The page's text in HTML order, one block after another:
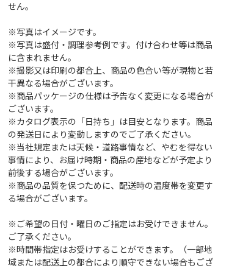
せん。
※写真はイメージです。
※写真は盛付・調理参考例です。付け合わせ等は商品
に含まれません。
※撮影又は印刷の都合上、商品の色合い等が現物と若
干異なる場合がございます。
※商品パッケージの仕様は予告なく変更になる場合が
ございます。
※カタログ表示の「日持ち」は目安となります。商品
の発送日により変動しますのでご了承ください。
※当社規定または天候・道路事情など、やむを得ない
事情により、お届け時期・商品の産地などが予定より
前後する場合がございます。
※商品の品質を保つために、配送時の温度帯を変更す
る場合がございます。
※ご希望の日付・曜日のご指定はお受けできません。
ご了承ください。
※時間帯指定はお受けすることができます。（一部地
域または配送上の都合により順守できない場合もござ